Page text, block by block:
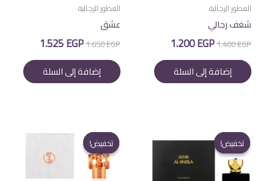
العطور الرجالية
شغف رجالي
1.400EGP السعر
الأصلي
هو:
1.400 EGP.
1.200EGP
هو:
1.200 EGP. إضافة إلى السلة
العطور الرجالية
عشق
1.650EGP السعر
الأصلي
هو:
1.650 EGP.
1.525EGP
هو:
1.525 EGP. إضافة إلى السلة
تخفيض!
تخفيض! تخفيض!
تخفيض!